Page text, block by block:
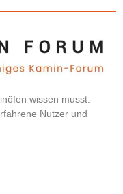
wissen musst.
Nutzer und